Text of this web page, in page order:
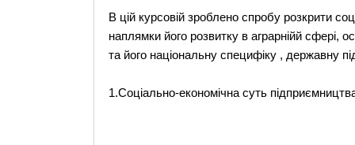
В цій курсовій зроблено спробу розкрити
наплямки його розвитку в аграрнійй сфері,
та його національну специфіку , державну
1.Соціально-економічна суть